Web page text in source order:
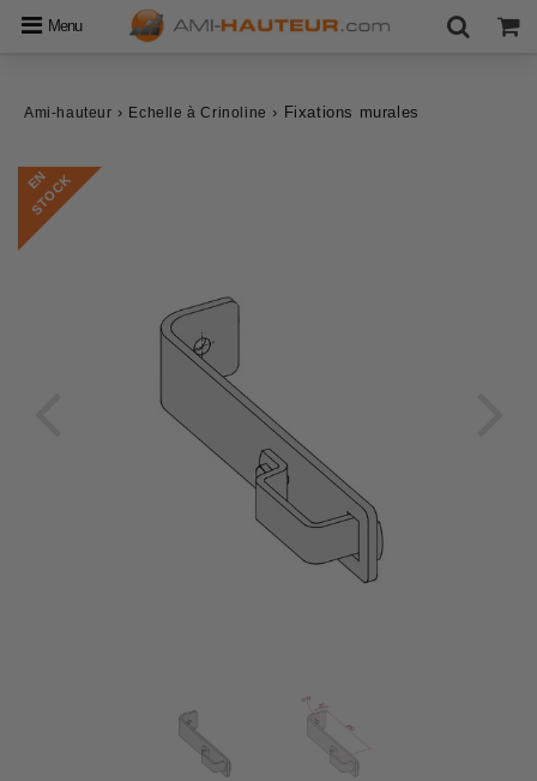
Menu
Ami-hauteur › Echelle à Crinoline › Fixations murales
E
N
S
T
O
C
K